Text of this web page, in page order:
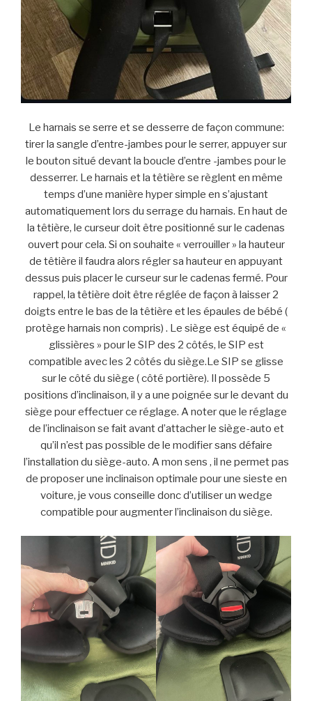
Le harnais se serre et se desserre de façon commune:
tirer la sangle d’entre-jambes pour le serrer, appuyer sur
le bouton situé devant la boucle d’entre -jambes pour le
desserrer. Le harnais et la têtière se règlent en même
temps d’une manière hyper simple en s’ajustant
automatiquement lors du serrage du harnais. En haut de
la têtière, le curseur doit être positionné sur le cadenas
ouvert pour cela. Si on souhaite « verrouiller » la hauteur
de têtière il faudra alors régler sa hauteur en appuyant
dessus puis placer le curseur sur le cadenas fermé. Pour
rappel, la têtière doit être réglée de façon à laisser 2
doigts entre le bas de la têtière et les épaules de bébé (
protège harnais non compris) . Le siège est équipé de «
glissières » pour le SIP des 2 côtés, le SIP est
compatible avec les 2 côtés du siège.Le SIP se glisse
sur le côté du siège ( côté portière). Il possède 5
positions d’inclinaison, il y a une poignée sur le devant du
siège pour effectuer ce réglage. A noter que le réglage
de l’inclinaison se fait avant d’attacher le siège-auto et
qu’il n’est pas possible de le modifier sans défaire
l’installation du siège-auto. A mon sens , il ne permet pas
de proposer une inclinaison optimale pour une sieste en
voiture, je vous conseille donc d’utiliser un wedge
compatible pour augmenter l’inclinaison du siège.